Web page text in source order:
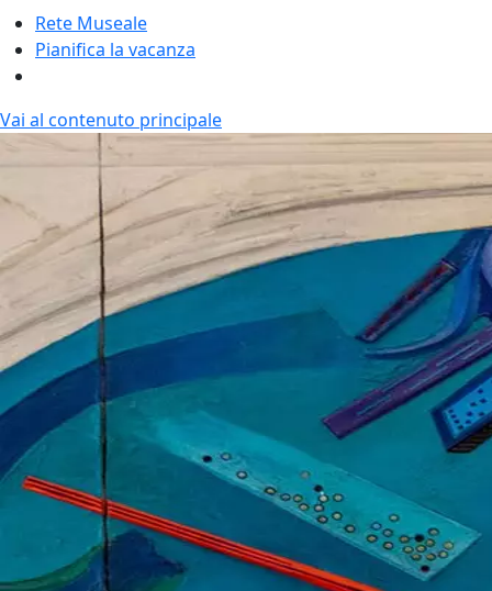
Rete Museale
Pianifica la vacanza
Vai al contenuto principale